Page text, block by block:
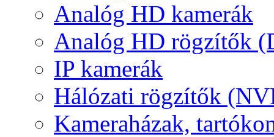
Analóg HD kamerák
Analóg HD rögzítők
IP kamerák
Hálózati rögzítők
Kameraházak,